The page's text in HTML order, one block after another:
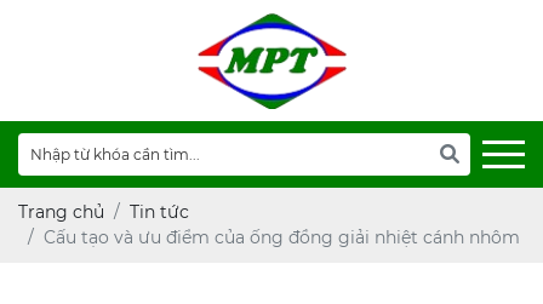
Trang chủ
Tin tức
Cấu tạo và ưu điểm của ống đồng giải nhiệt cánh nhôm